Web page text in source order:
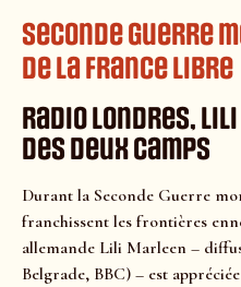
Seconde Guerre
de la France libre
Radio Londres,
des deux camps
Durant la Seconde Guerre
franchissent les frontières
allemande Lili Marleen –
Belgrade, BBC) – est